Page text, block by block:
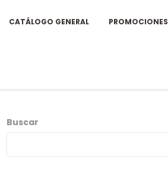
CATÁLOGO GENERAL PROMOCIONES
Buscar